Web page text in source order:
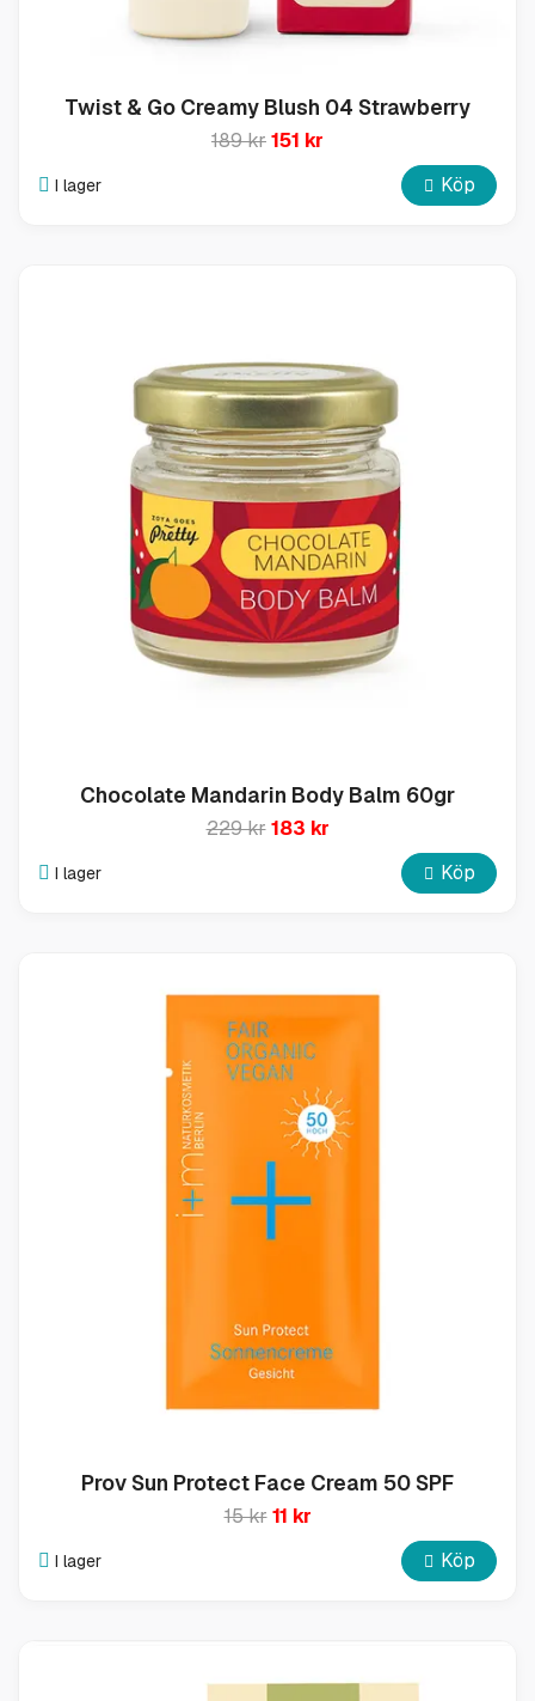
Twist & Go Creamy Blush 04 Strawberry
189 kr151 kr
I lager Köp
Chocolate Mandarin Body Balm 60gr
229 kr 183 kr
I lager Köp
Prov Sun Protect Face Cream 50 SPF
15 kr 11 kr
I lager Köp